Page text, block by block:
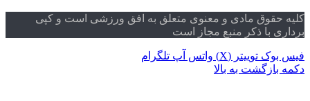
کلیه حقوق مادی و معنوی متعلق به افق ورزشی است و کپی
برداری با ذکر منبع مجاز است
فیس بوک توییتر (X) واتس آپ تلگرام
دکمه بازگشت به بالا